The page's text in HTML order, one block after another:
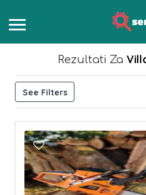
Rezultati Za
See Filters